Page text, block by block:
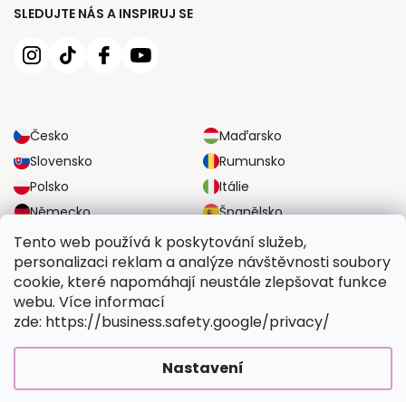
Tento web používá k poskytování služeb,
personalizaci reklam a analýze návštěvnosti soubory
cookie, které napomáhají neustále zlepšovat funkce
webu. Více informací
zde: https://business.safety.google/privacy/
Nastavení
SLEDUJTE NÁS A INSPIRUJ SE
Česko
Maďarsko
Slovensko
Rumunsko
Polsko
Itálie
Německo
Španělsko
Velká Británie
Rakousko
SPOLEHLIVÉ MOŽNOSTI DOPRAVY
BEZPEČNÉ MOŽNOSTI PLATBY